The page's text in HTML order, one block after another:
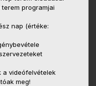
programjai
nap (értéke:
a videófelvételek
meg!